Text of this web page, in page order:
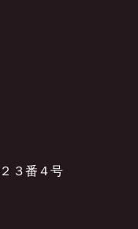
３番４号